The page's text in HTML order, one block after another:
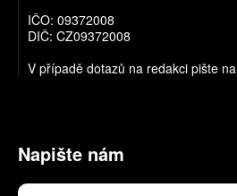
IČO: 09372008
DIČ: CZ09372008
V případě dotazů na redakci pište na
Napište nám